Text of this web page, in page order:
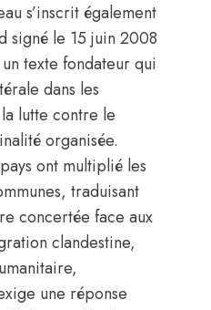
s’inscrit également
signé le 15 juin 2008
texte fondateur qui
dans les
lutte contre le
organisée.
ont multiplié les
traduisant
concertée face aux
clandestine,
une réponse